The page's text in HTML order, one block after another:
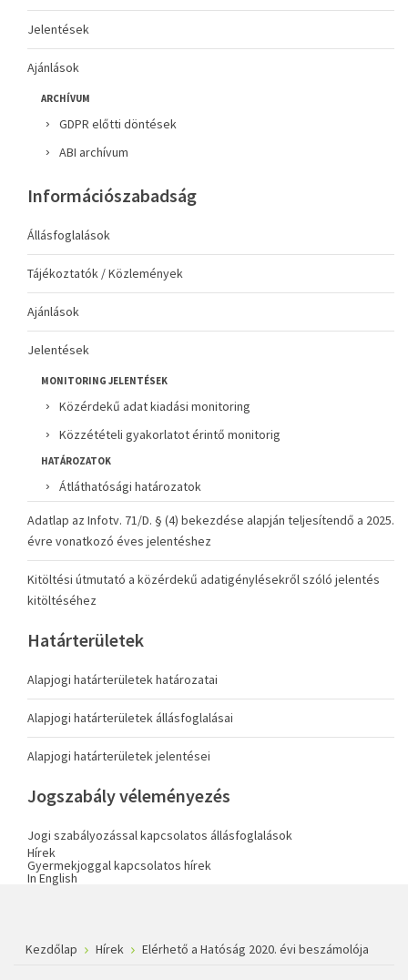
Jelentések
Ajánlások
ARCHÍVUM
GDPR előtti döntések
ABI archívum
Információszabadság
Állásfoglalások
Tájékoztatók / Közlemények
Ajánlások
Jelentések
MONITORING JELENTÉSEK
Közérdekű adat kiadási monitoring
Közzétételi gyakorlatot érintő monitorig
HATÁROZATOK
Átláthatósági határozatok
Adatlap az Infotv. 71/D. § (4) bekezdése alapján teljesítendő a 2025.
évre vonatkozó éves jelentéshez
Kitöltési útmutató a közérdekű adatigénylésekről szóló jelentés
kitöltéséhez
Határterületek
Alapjogi határterületek határozatai
Alapjogi határterületek állásfoglalásai
Alapjogi határterületek jelentései
Jogszabály véleményezés
Jogi szabályozással kapcsolatos állásfoglalások
Hírek
Gyermekjoggal kapcsolatos hírek
In English
Kezdőlap Hírek Elérhető a Hatóság 2020. évi beszámolója